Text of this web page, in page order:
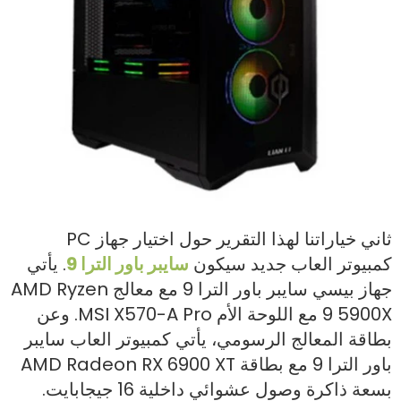
ثاني خياراتنا لهذا التقرير حول اختيار جهاز PC
كمبيوتر العاب جديد سيكون سايبر باور الترا 9
. يأتي
جهاز بيسي سايبر باور الترا 9 مع معالج AMD Ryzen
9 5900X مع اللوحة الأم MSI X570-A Pro. وعن
بطاقة المعالج الرسومي، يأتي كمبيوتر العاب سايبر
باور الترا 9 مع بطاقة AMD Radeon RX 6900 XT
بسعة ذاكرة وصول عشوائي داخلية 16 جيجابايت.